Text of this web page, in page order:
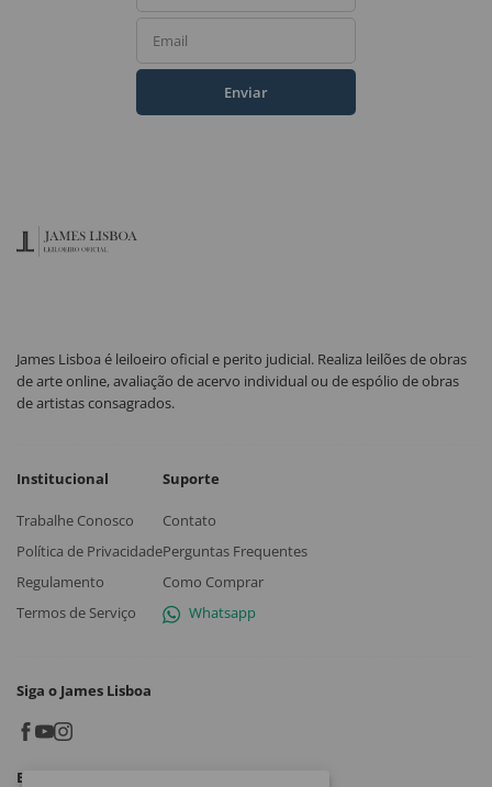
Email
Enviar
James Lisboa é leiloeiro oficial e perito judicial. Realiza leilões de obras
de arte online, avaliação de acervo individual ou de espólio de obras
de artistas consagrados.
Institucional
Trabalhe Conosco
Política de Privacidade
Regulamento
Termos de Serviço
Suporte
Contato
Perguntas Frequentes
Como Comprar
Whatsapp
Siga o James Lisboa
Baixe o App